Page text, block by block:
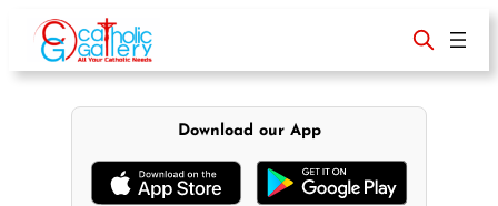
content
Download our App